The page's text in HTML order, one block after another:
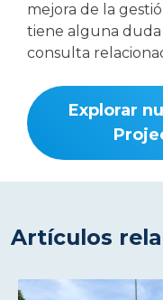
mejora de la
tiene alguna duda
consulta
Explorar
Artículos